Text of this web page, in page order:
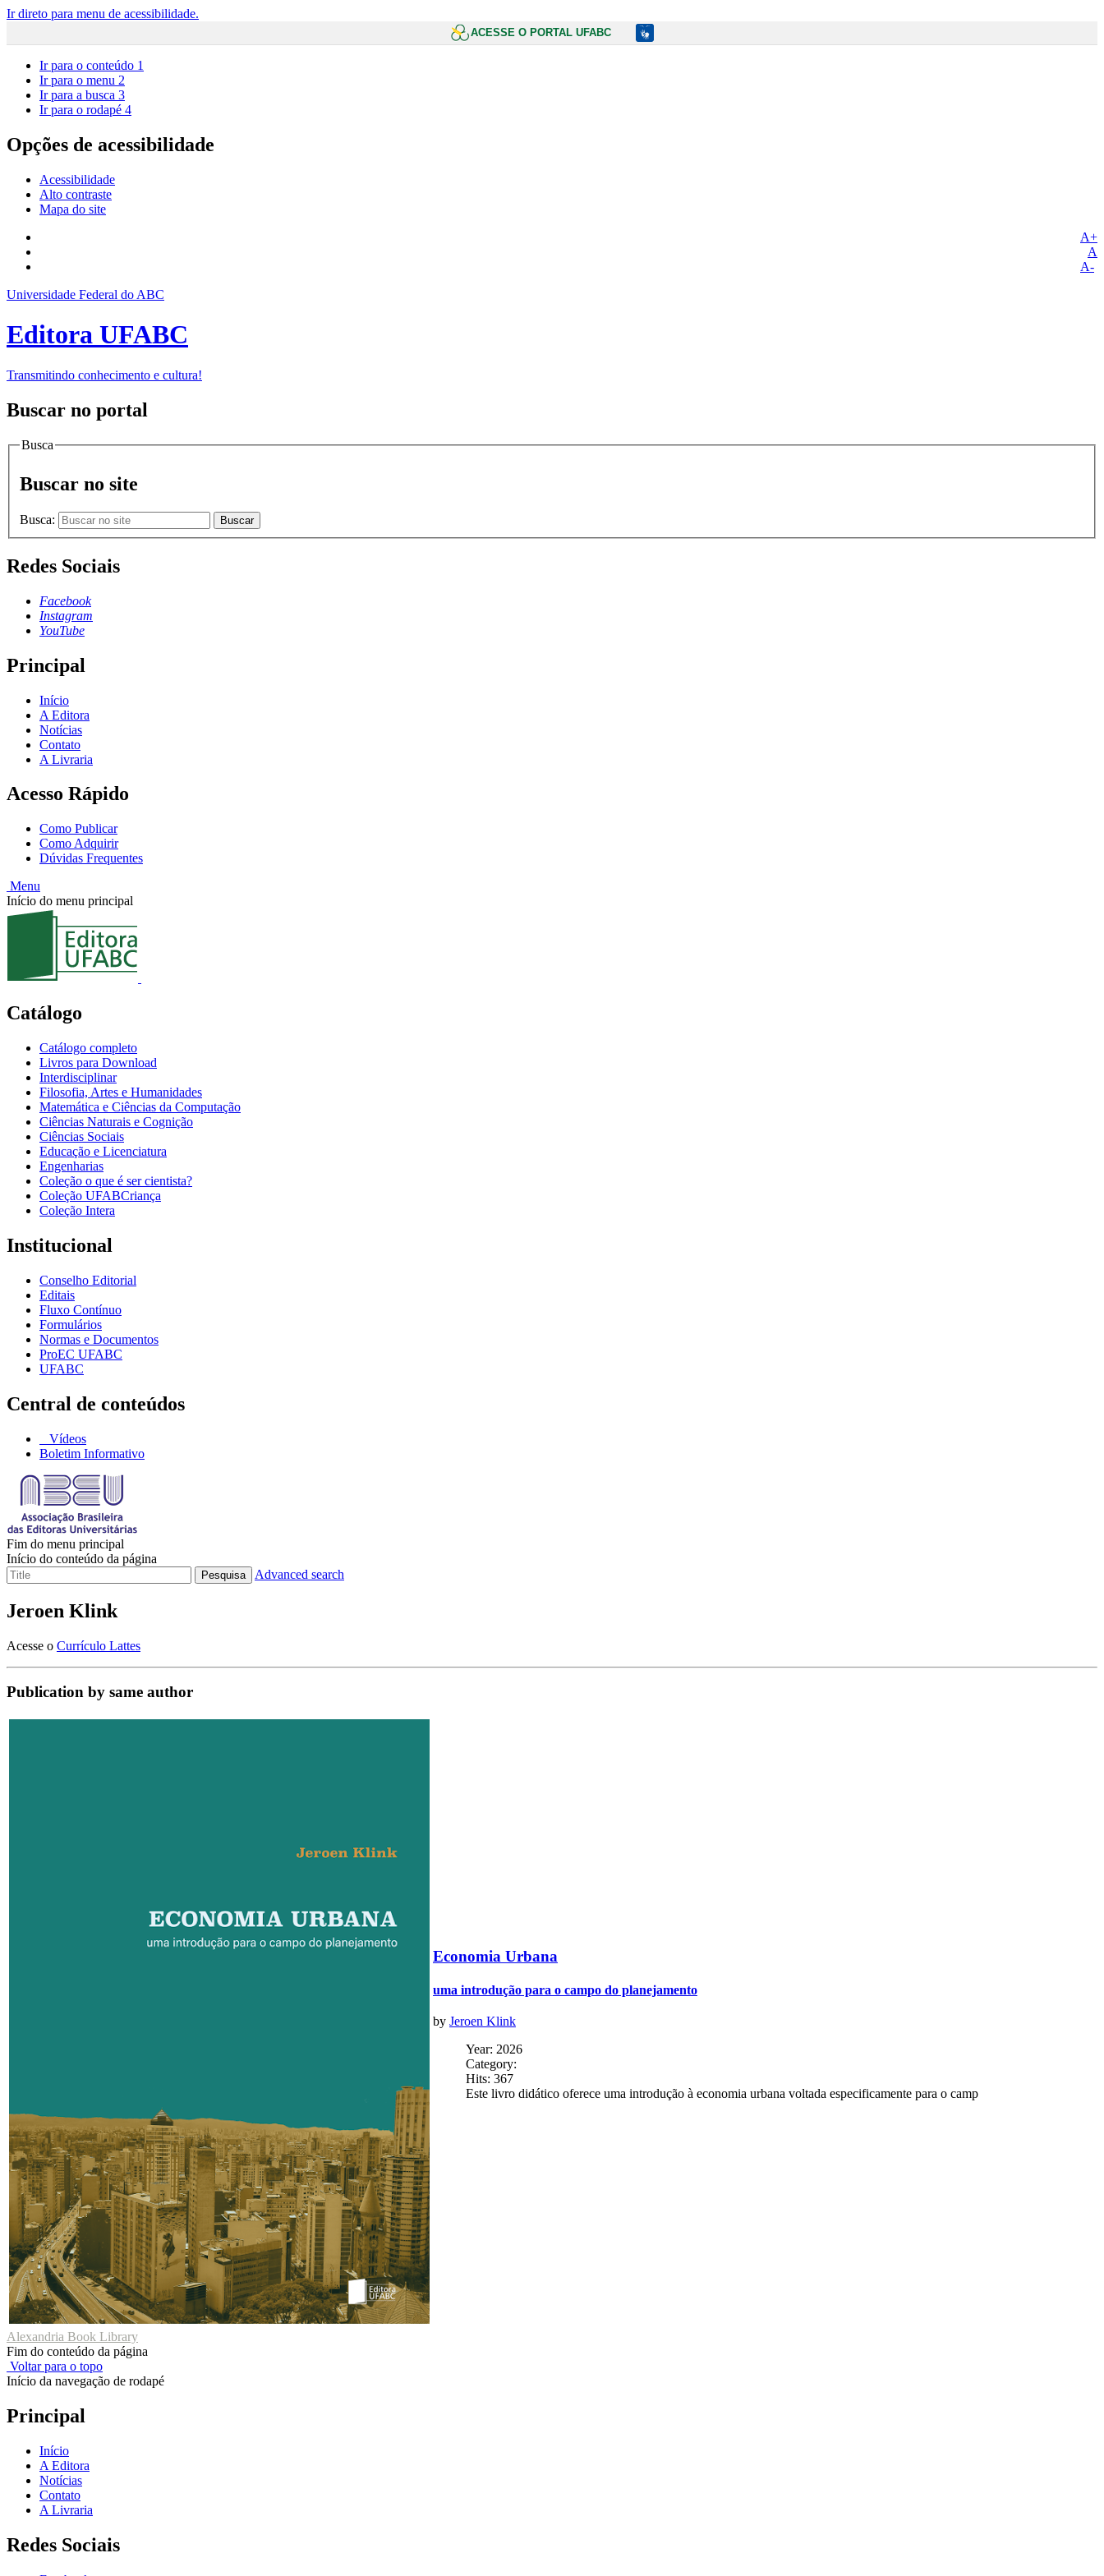
Ir direto para menu de acessibilidade.
ACESSE O PORTAL UFABC
Ir para o conteúdo 1
Ir para o menu 2
Ir para a busca 3
Ir para o rodapé 4
Opções de acessibilidade
Acessibilidade
Alto contraste
Mapa do site
A+
A
A-
Universidade Federal do ABC
Editora UFABC
Transmitindo conhecimento e cultura!
Buscar no portal
Busca
Buscar no site
Busca: Buscar
Redes Sociais
Facebook
Instagram
YouTube
Principal
Início
A Editora
Notícias
Contato
A Livraria
Acesso Rápido
Como Publicar
Como Adquirir
Dúvidas Frequentes
Menu
Início do menu principal
Catálogo
Catálogo completo
Livros para Download
Interdisciplinar
Filosofia, Artes e Humanidades
Matemática e Ciências da Computação
Ciências Naturais e Cognição
Ciências Sociais
Educação e Licenciatura
Engenharias
Coleção o que é ser cientista?
Coleção UFABCriança
Coleção Intera
Institucional
Conselho Editorial
Editais
Fluxo Contínuo
Formulários
Normas e Documentos
ProEC UFABC
UFABC
Central de conteúdos
Vídeos
Boletim Informativo
Fim do menu principal
Início do conteúdo da página
Pesquisa Advanced search
Jeroen Klink
Acesse o Currículo Lattes
Publication by same author
Economia Urbana
uma introdução para o campo do planejamento
by Jeroen Klink
Year: 2026
Category:
Hits: 367
Este livro didático oferece uma introdução à economia urbana voltada especificamente para o camp
Alexandria Book Library
Fim do conteúdo da página
Voltar para o topo
Início da navegação de rodapé
Principal
Início
A Editora
Notícias
Contato
A Livraria
Redes Sociais